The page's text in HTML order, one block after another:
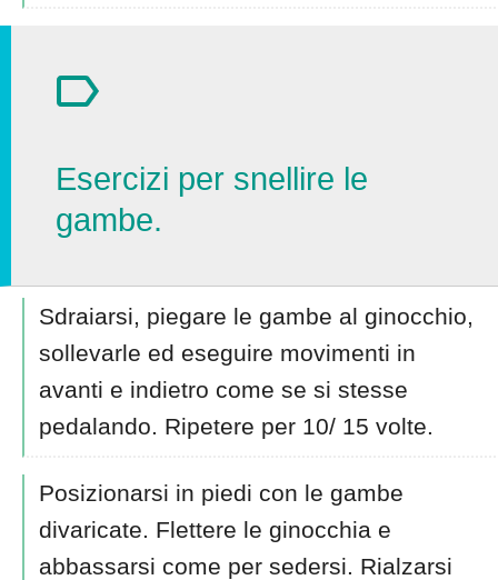
Esercizi per snellire le
gambe.
Sdraiarsi, piegare le gambe al ginocchio,
sollevarle ed eseguire movimenti in
avanti e indietro come se si stesse
pedalando. Ripetere per 10/ 15 volte.
Posizionarsi in piedi con le gambe
divaricate. Flettere le ginocchia e
abbassarsi come per sedersi. Rialzarsi